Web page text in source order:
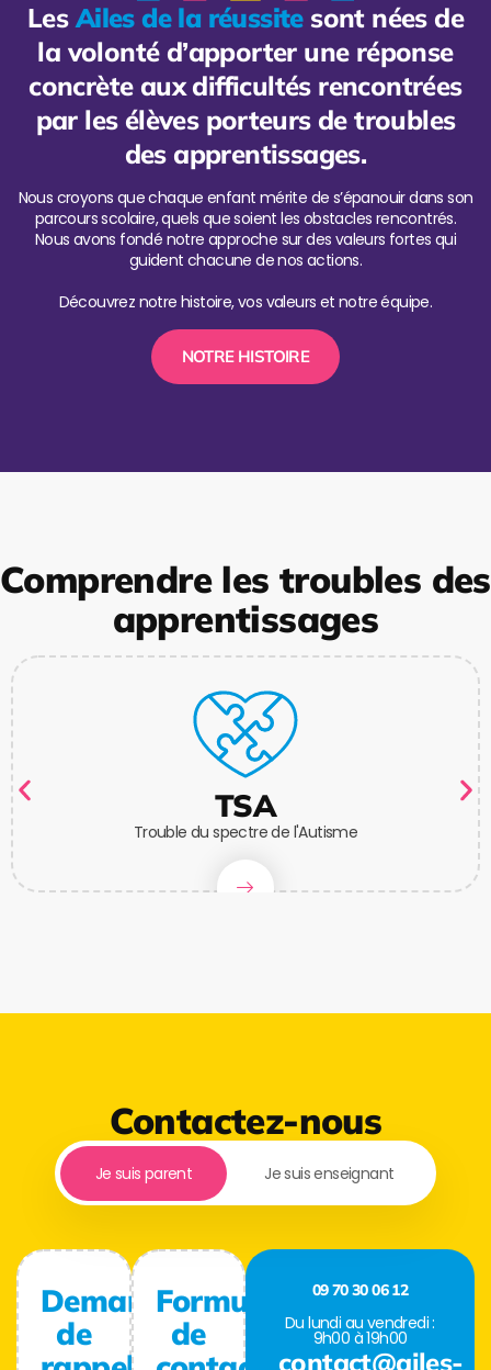
LesAiles de la réussitesont nées de
la volonté d’apporter une réponse
concrète aux difficultés rencontrées
par les élèves porteurs de troubles
des apprentissages.
Nous croyons que chaque enfant mérite de s’épanouir dans son
parcours scolaire, quels que soient les obstacles rencontrés.
Nous avons fondé notre approche sur des valeurs fortes qui
guident chacune de nos actions.
Découvrez notre histoire, vos valeurs et notre équipe.
NOTRE HISTOIRE
Comprendre les troubles des
apprentissages
TSA
Trouble du spectre de l'Autisme
Contactez-nous
Je suis parent Je suis enseignant
Demande
de
Formulaire
de
09 70 30 06 12
Du lundi au vendredi :
9h00 à 19h00
contact@ailes-